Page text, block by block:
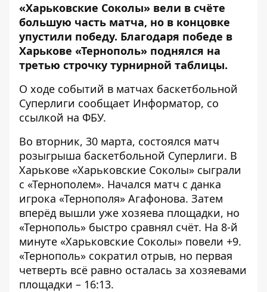
«Харьковские Соколы» вели в счёте
большую часть матча, но в концовке
упустили победу. Благодаря победе в
Харькове «Тернополь» поднялся на
третью строчку турнирной таблицы.
О ходе событий в матчах баскетбольной
Суперлиги сообщает Информатор, со
ссылкой на ФБУ.
Во вторник, 30 марта, состоялся матч
розыгрыша баскетбольной Суперлиги. В
Харькове «Харьковские Соколы» сыграли
с «Тернополем». Начался матч с данка
игрока «Тернополя» Агафонова. Затем
вперёд вышли уже хозяева площадки, но
«Тернополь» быстро сравнял счёт. На 8-й
минуте «Харьковские Соколы» повели +9.
«Тернополь» сократил отрыв, но первая
четверть всё равно осталась за хозяевами
площадки – 16:13.